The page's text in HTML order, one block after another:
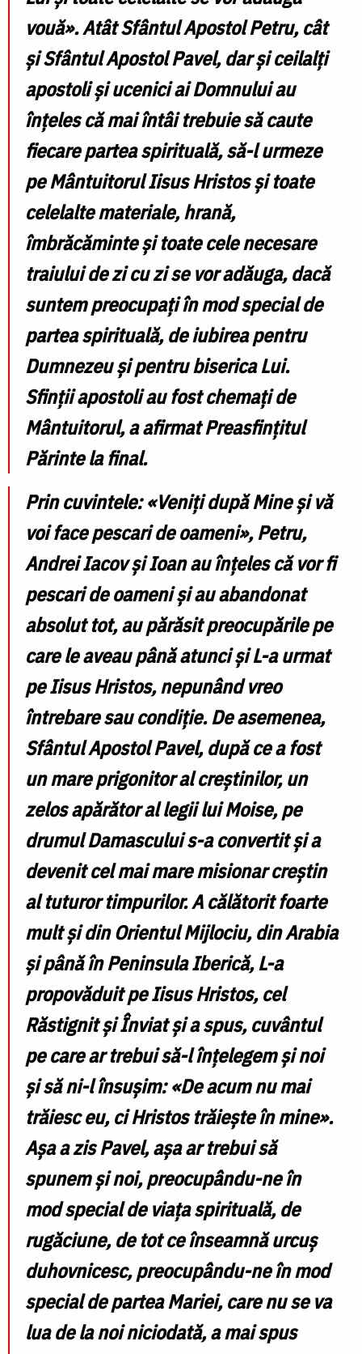
vouă». Atât Sfântul Apostol Petru, cât
și Sfântul Apostol Pavel, dar și ceilalți
apostoli și ucenici ai Domnului au
înțeles că mai întâi trebuie să caute
fiecare partea spirituală, să-l urmeze
pe Mântuitorul Iisus Hristos și toate
celelalte materiale, hrană,
îmbrăcăminte și toate cele necesare
traiului de zi cu zi se vor adăuga, dacă
suntem preocupați în mod special de
partea spirituală, de iubirea pentru
Dumnezeu și pentru biserica Lui.
Sfinții apostoli au fost chemați de
Mântuitorul, a afirmat Preasfințitul
Părinte la final.
Prin cuvintele: «Veniți după Mine și vă
voi face pescari de oameni», Petru,
Andrei Iacov și Ioan au înțeles că vor fi
pescari de oameni și au abandonat
absolut tot, au părăsit preocupările pe
care le aveau până atunci și L-a urmat
pe Iisus Hristos, nepunând vreo
întrebare sau condiție. De asemenea,
Sfântul Apostol Pavel, după ce a fost
un mare prigonitor al creștinilor, un
zelos apărător al legii lui Moise, pe
drumul Damascului s-a convertit și a
devenit cel mai mare misionar creștin
al tuturor timpurilor. A călătorit foarte
mult și din Orientul Mijlociu, din Arabia
și până în Peninsula Iberică, L-a
propovăduit pe Iisus Hristos, cel
Răstignit și Înviat și a spus, cuvântul
pe care ar trebui să-l înțelegem și noi
și să ni-l însușim: «De acum nu mai
trăiesc eu, ci Hristos trăiește în mine».
Așa a zis Pavel, așa ar trebui să
spunem și noi, preocupându-ne în
mod special de viața spirituală, de
rugăciune, de tot ce înseamnă urcuș
duhovnicesc, preocupându-ne în mod
special de partea Mariei, care nu se va
lua de la noi niciodată, a mai spus